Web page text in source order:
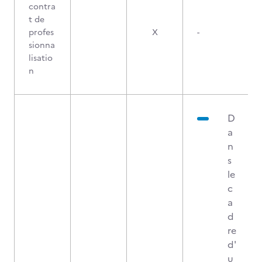
contra
t de
profes
sionna
lisatio
n
X -
D
a
n
s
le
c
a
d
re
d'
u